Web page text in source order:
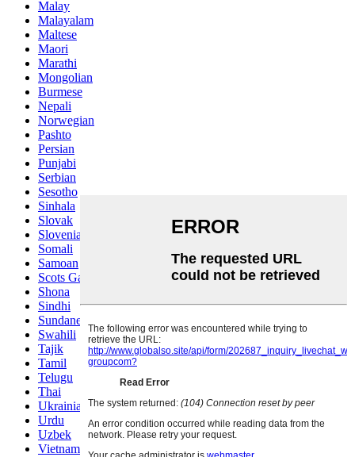
Malay
Malayalam
Maltese
Maori
Marathi
Mongolian
Burmese
Nepali
Norwegian
Pashto
Persian
Punjabi
Serbian
Sesotho
Sinhala
Slovak
Slovenian
Somali
Samoan
Scots Gaelic
Shona
Sindhi
Sundanese
Swahili
Tajik
Tamil
Telugu
Thai
Ukrainian
Urdu
Uzbek
Vietnamese